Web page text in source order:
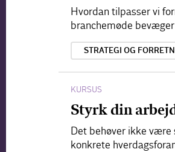
Hvordan tilpasser vi
branchemøde
STRATEGI OG
KURSUS
Styrk din
Det behøver ikke
konkrete